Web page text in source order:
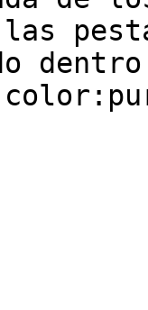
las
dentro